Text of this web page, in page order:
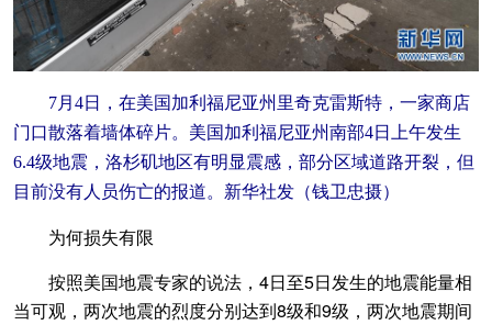
7月4日，在美国加利福尼亚州里奇克雷斯特，一家商店
门口散落着墙体碎片。美国加利福尼亚州南部4日上午发生
6.4级地震，洛杉矶地区有明显震感，部分区域道路开裂，但
目前没有人员伤亡的报道。新华社发（钱卫忠摄）
为何损失有限
按照美国地震专家的说法，4日至5日发生的地震能量相
当可观，两次地震的烈度分别达到8级和9级，两次地震期间